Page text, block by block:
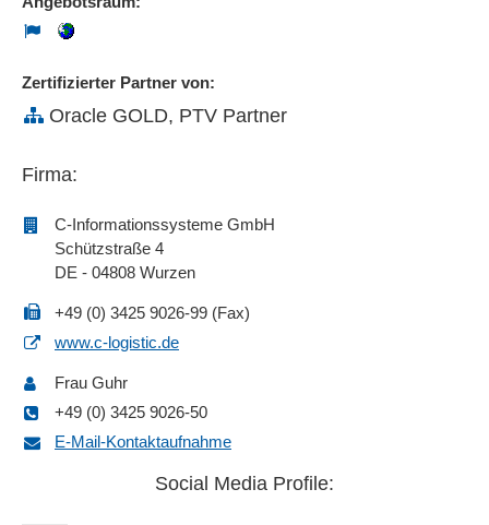
Zertifizierter Partner von:
Oracle GOLD, PTV Partner
Firma:
C-Informationssysteme GmbH
Schützstraße 4
DE - 04808 Wurzen
+49 (0) 3425 9026-99 (Fax)
www.c-logistic.de
Frau Guhr
+49 (0) 3425 9026-50
E-Mail-Kontaktaufnahme
Social Media Profile: